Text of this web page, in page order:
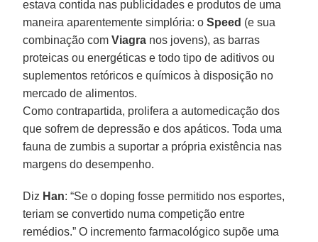
estava contida nas publicidades e produtos de uma
maneira aparentemente simplória: oSpeed (e sua
combinação comViagra nos jovens), as barras
proteicas ou energéticas e todo tipo de aditivos ou
suplementos retóricos e químicos à disposição no
mercado de alimentos.
Como contrapartida, prolifera a automedicação dos
que sofrem de depressão e dos apáticos. Toda uma
fauna de zumbis a suportar a própria existência nas
margens do desempenho.
Diz Han: “Se o doping fosse permitido nos esportes,
teriam se convertido numa competição entre
remédios.” O incremento farmacológico supõe uma